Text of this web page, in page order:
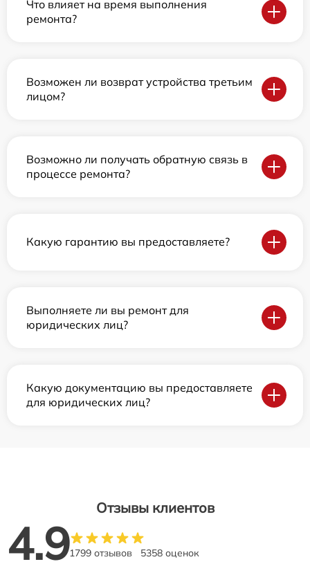
Что влияет на время выполнения
ремонта?
Возможен ли возврат устройства третьим
лицом?
Возможно ли получать обратную связь в
процессе ремонта?
Какую гарантию вы предоставляете?
Выполняете ли вы ремонт для
юридических лиц?
Какую документацию вы предоставляете
для юридических лиц?
Отзывы клиентов
4.91799 отзывов 5358 оценок